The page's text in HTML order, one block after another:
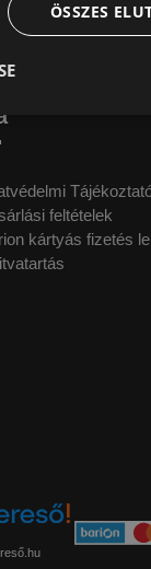
feltételek
kártyás fizetés
ÖSSZES